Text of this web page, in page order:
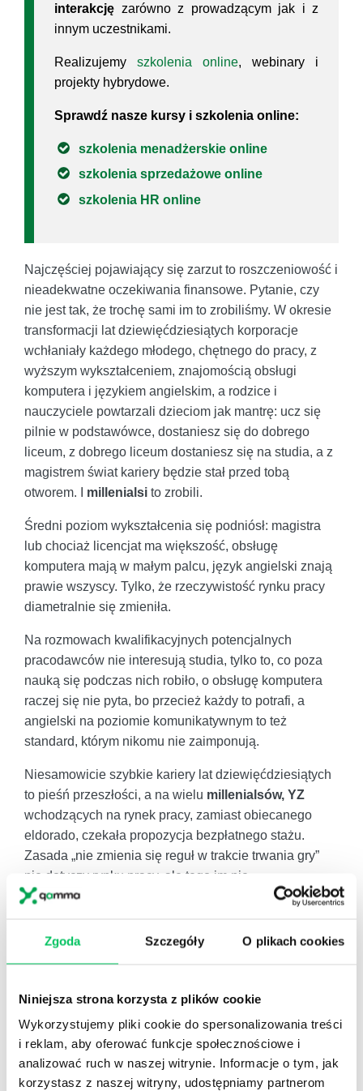
Zgoda Szczegóły O plikach cookies
Niniejsza strona korzysta z plików cookie
Wykorzystujemy pliki cookie do spersonalizowania treści
i reklam, aby oferować funkcje społecznościowe i
analizować ruch w naszej witrynie. Informacje o tym, jak
korzystasz z naszej witryny, udostępniamy partnerom
interakcję zarówno z prowadzącym jak i z
innym uczestnikami.
Realizujemy szkolenia online, webinary i
projekty hybrydowe.
Sprawdź nasze kursy i szkolenia online:
szkolenia menadżerskie online
szkolenia sprzedażowe online
szkolenia HR online
Najczęściej pojawiający się zarzut to roszczeniowość i
nieadekwatne oczekiwania finansowe. Pytanie, czy
nie jest tak, że trochę sami im to zrobiliśmy. W okresie
transformacji lat dziewięćdziesiątych korporacje
wchłaniały każdego młodego, chętnego do pracy, z
wyższym wykształceniem, znajomością obsługi
komputera i językiem angielskim, a rodzice i
nauczyciele powtarzali dzieciom jak mantrę: ucz się
pilnie w podstawówce, dostaniesz się do dobrego
liceum, z dobrego liceum dostaniesz się na studia, a z
magistrem świat kariery będzie stał przed tobą
otworem. I millenialsi to zrobili.
Średni poziom wykształcenia się podniósł: magistra
lub chociaż licencjat ma większość, obsługę
komputera mają w małym palcu, język angielski znają
prawie wszyscy. Tylko, że rzeczywistość rynku pracy
diametralnie się zmieniła.
Na rozmowach kwalifikacyjnych potencjalnych
pracodawców nie interesują studia, tylko to, co poza
nauką się podczas nich robiło, o obsługę komputera
raczej się nie pyta, bo przecież każdy to potrafi, a
angielski na poziomie komunikatywnym to też
standard, którym nikomu nie zaimponują.
Niesamowicie szybkie kariery lat dziewięćdziesiątych
to pieśń przeszłości, a na wielu millenialsów, YZ
wchodzących na rynek pracy, zamiast obiecanego
eldorado, czekała propozycja bezpłatnego stażu.
Zasada „nie zmienia się reguł w trakcie trwania gry”
nie dotyczy rynku pracy, ale tego im nie
powiedzieliśmy, a system edukacji ich do tego nie
Co do samych oczekiwań finansowych –zjawisko to
czasach transformacji, często słyszeli: „w kapitalizmie
trzeba zawalczyć o swoje”, „by osiągnąć sukces,
należy być asertywnym”, więc mają mniejszy problem
z jasnym komunikowaniem swoich oczekiwań